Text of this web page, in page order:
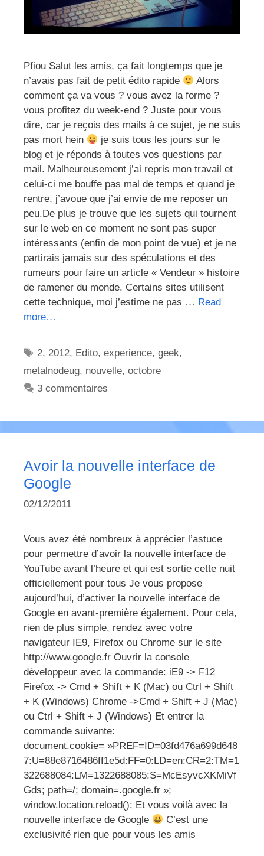
Pfiou Salut les amis, ça fait longtemps que je
n’avais pas fait de petit édito rapide
Alors
comment ça va vous ? vous avez la forme ?
vous profitez du week-end ? Juste pour vous
dire, car je reçois des mails à ce sujet, je ne suis
pas mort hein
je suis tous les jours sur le
blog et je réponds à toutes vos questions par
mail. Malheureusement j’ai repris mon travail et
celui-ci me bouffe pas mal de temps et quand je
rentre, j’avoue que j’ai envie de me reposer un
peu.De plus je trouve que les sujets qui tournent
sur le web en ce moment ne sont pas super
intéressants (enfin de mon point de vue) et je ne
partirais jamais sur des spéculations et des
rumeurs pour faire un article « Vendeur » histoire
de ramener du monde. Certains sites utilisent
cette technique, moi j’estime ne pas … Read
more…
Étiquettes
2,2012, Edito,experience,geek,
metalnodeug, nouvelle, octobre
3 commentaires
Avoir la nouvelle interface de
Google
02/12/2011
Vous avez été nombreux à apprécier l’astuce
pour permettre d’avoir la nouvelle interface de
YouTube avant l’heure et qui est sortie cette nuit
officiellement pour tous Je vous propose
aujourd’hui, d’activer la nouvelle interface de
Google en avant-première également. Pour cela,
rien de plus simple, rendez avec votre
navigateur IE9, Firefox ou Chrome sur le site
http://www.google.fr Ouvrir la console
développeur avec la commande: iE9 -> F12
Firefox -> Cmd + Shift + K (Mac) ou Ctrl + Shift
+ K (Windows) Chrome ->Cmd + Shift + J (Mac)
ou Ctrl + Shift + J (Windows) Et entrer la
commande suivante:
document.cookie= »PREF=ID=03fd476a699d648
7:U=88e8716486ff1e5d:FF=0:LD=en:CR=2:TM=1
322688084:LM=1322688085:S=McEsyvcXKMiVf
Gds; path=/; domain=.google.fr »;
window.location.reload(); Et vous voilà avec la
nouvelle interface de Google
C’est une
exclusivité rien que pour vous les amis